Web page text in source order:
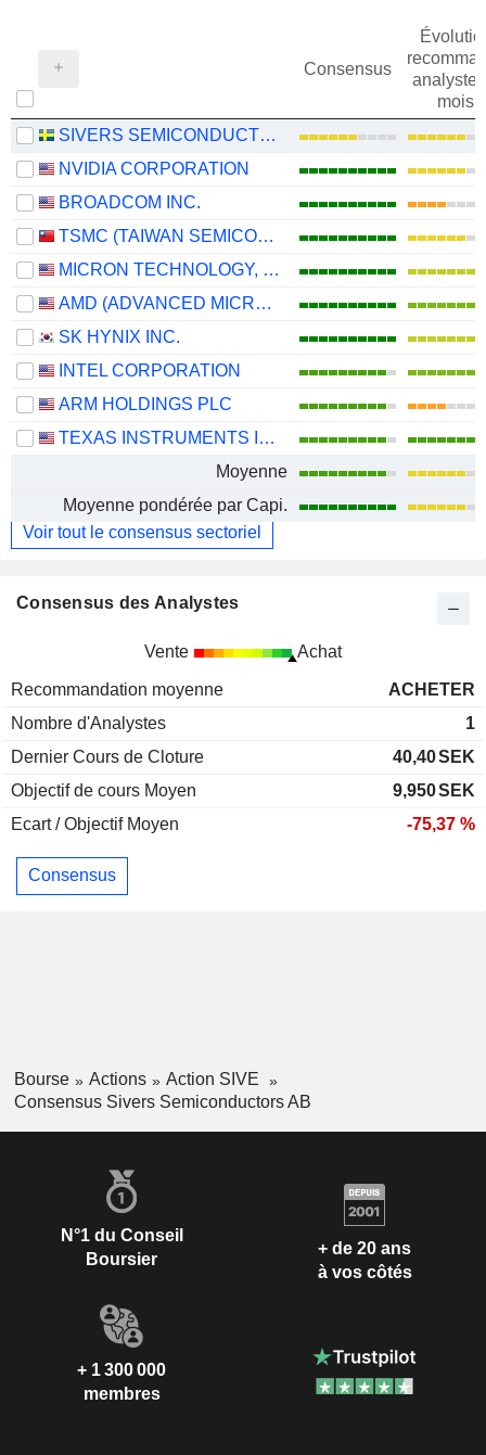
Consensus
mois
SIVERS SEMICONDUCTORS AB
NVIDIA CORPORATION
BROADCOM INC.
TSMC (TAIWAN SEMICONDUCTOR MANUFACTURING COMPANY)
MICRON TECHNOLOGY, INC.
AMD (ADVANCED MICRO DEVICES)
SK HYNIX INC.
INTEL CORPORATION
ARM HOLDINGS PLC
TEXAS INSTRUMENTS INCORPORATED
Moyenne
Moyenne pondérée par Capi.
Voir tout le consensus sectoriel
Consensus des Analystes
Vente Achat
Recommandation moyenne
ACHETER
Nombre d'Analystes
1
Dernier Cours de Cloture
40,40SEK
Objectif de cours Moyen
9,950SEK
Ecart / Objectif Moyen
-75,37 %
Consensus
Bourse Actions
Action SIVE
Consensus Sivers Semiconductors AB
N°1 du Conseil
Boursier
+ de 20 ans
à vos côtés
+ 1 300 000
membres